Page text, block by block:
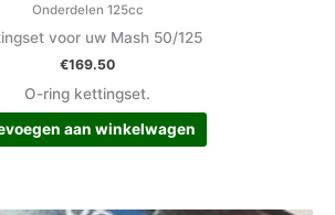
Onderdelen 125cc
voor uw Mash 50/125
€169.50
O-ring kettingset.
aan winkelwagen